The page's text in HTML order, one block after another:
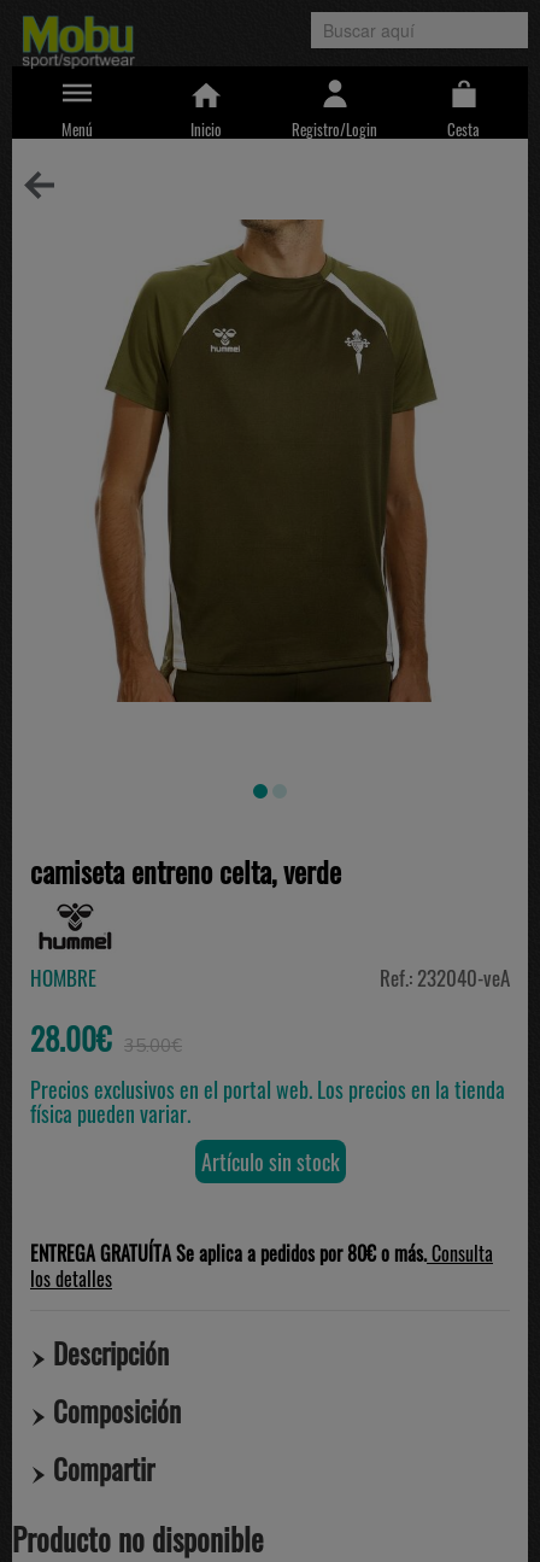
Menú Inicio Registro/Login Cesta
camiseta entreno celta, verde
HOMBRE Ref.: 232040-veA
28.00€ 35.00€
Precios exclusivos en el portal web. Los precios en la tienda
física pueden variar.
Artículo sin stock
ENTREGA GRATUÍTA Se aplica a pedidos por 80€ o más.Consulta
los detalles
Descripción
Composición
Compartir
Producto no disponible